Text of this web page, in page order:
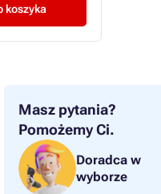
Masz pytania?
Pomożemy Ci.
Doradca w
wyborze
koszyka